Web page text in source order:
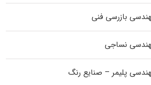
بازرسی فنی
نساجی
پلیمر – صنایع رنگ